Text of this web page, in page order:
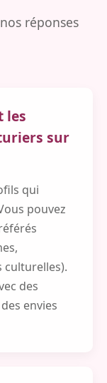
réponses
les
sur
qui
pouvez
culturelles).
des
envies